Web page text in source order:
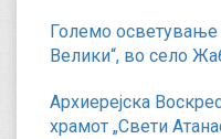
Големо осветување
Велики“, во село
Архиерејска
храмот „Свети